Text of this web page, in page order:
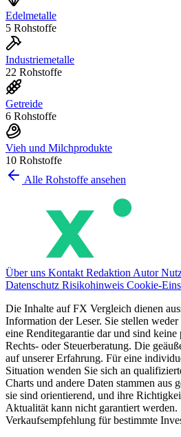
Edelmetalle
5 Rohstoffe
Industriemetalle
22 Rohstoffe
Getreide
6 Rohstoffe
Vieh und Milchprodukte
10 Rohstoffe
Alle Rohstoffe ansehen
Über uns Kontakt Redaktion Autor
Datenschutz Risikohinweis Cookie-
Die Inhalte auf FX Vergleich dienen
Information der Leser. Sie stellen
eine Renditegarantie dar und sind
Rechts- oder Steuerberatung. Die
auf unserer Erfahrung. Für eine
Situation wenden Sie sich an
Charts und andere Daten stammen aus
sie sind orientierend, und ihre
Aktualität kann nicht garantiert
Verkaufsempfehlung für bestimmte